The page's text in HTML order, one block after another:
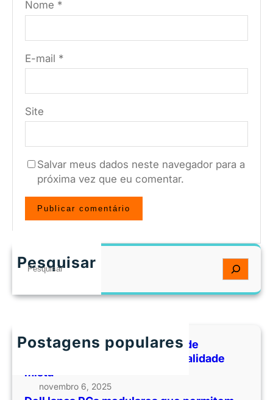
Nome *
E-mail *
Site
Salvar meus dados neste navegador para a
próxima vez que eu comentar.
Pesquisar
S
a
h
Postagens populares
Empresas lançam plataformas de
aprendizado corporativo em realidade
mista
novembro 6, 2025